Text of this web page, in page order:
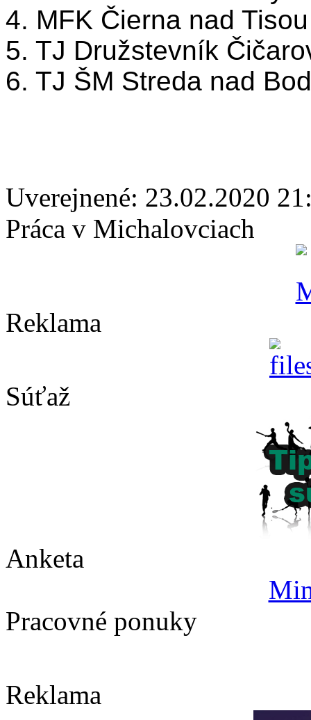
4. MFK Čierna nad
5. TJ Družstevník
6. TJ ŠM Streda nad
Uverejnené: 23.02.2020
Práca v Michalovciach
Reklama
Súťaž
Anketa
Pracovné ponuky
Reklama